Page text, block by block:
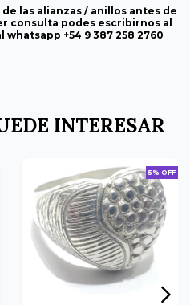
las alianzas / anillos antes de
consulta podes escribirnos al
whatsapp +54 9 387 258 2760
INTERESAR
5% OFF